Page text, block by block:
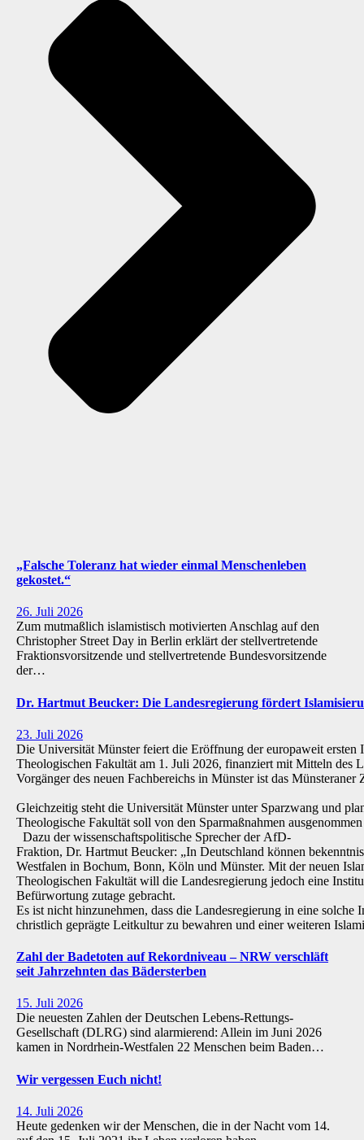
„Falsche Toleranz hat wieder einmal Menschenleben
gekostet.“
26. Juli 2026
Zum mutmaßlich islamistisch motivierten Anschlag auf den
Christopher Street Day in Berlin erklärt der stellvertretende
Fraktionsvorsitzende und stellvertretende Bundesvorsitzende
der…
Dr. Hartmut Beucker: Die Landesregierung fördert
23. Juli 2026
Die Universität Münster feiert die Eröffnung der europaweit ersten
Theologischen Fakultät am 1. Juli 2026, finanziert mit Mitteln des
Vorgänger des neuen Fachbereichs in Münster ist das
Gleichzeitig steht die Universität Münster unter Sparzwang und
Theologische Fakultät soll von den Sparmaßnahmen
Dazu der wissenschaftspolitische Sprecher der AfD-
Fraktion, Dr. Hartmut Beucker: „In Deutschland können
Westfalen in Bochum, Bonn, Köln und Münster. Mit der neuen
Theologischen Fakultät will die Landesregierung jedoch eine
Befürwortung zutage gebracht.
Es ist nicht hinzunehmen, dass die Landesregierung in eine
christlich geprägte Leitkultur zu bewahren und einer weiteren
Zahl der Badetoten auf Rekordniveau – NRW verschläft
seit Jahrzehnten das Bädersterben
15. Juli 2026
Die neuesten Zahlen der Deutschen Lebens-Rettungs-
Gesellschaft (DLRG) sind alarmierend: Allein im Juni 2026
kamen in Nordrhein-Westfalen 22 Menschen beim Baden…
Wir vergessen Euch nicht!
14. Juli 2026
Heute gedenken wir der Menschen, die in der Nacht vom 14.